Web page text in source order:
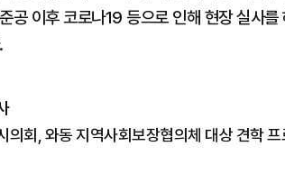
공 이후 코로나19 등으로 인해 현장 실사
의회, 와동 지역사회보장협의체 대상 견학 프